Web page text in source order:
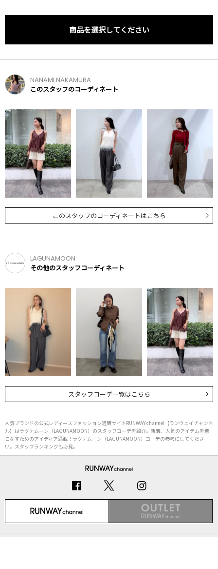
商品を選択してください
NANAMI NAKAMURA
このスタッフのコーディネート
このスタッフのコーディネートはこちら
LAGUNAMOON
その他のスタッフコーディネート
スタッフコーデ一覧はこちら
人気ブランドの公式レディースファッション通販サイトRUNWAY channel【ランウェイチャンネ
ル】はラグナムーン（LAGUNAMOON）のスタッフコーデを紹介。新着、人気のアイテムを着
こなすためのアイディア満載！ラグナムーン（LAGUNAMOON）コーデの参考にしてくださ
い。スタッフランキングも必見。